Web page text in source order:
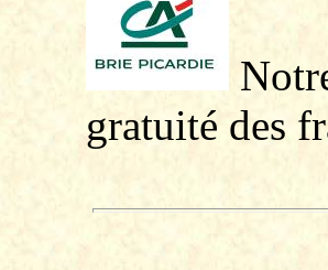
gratuité des